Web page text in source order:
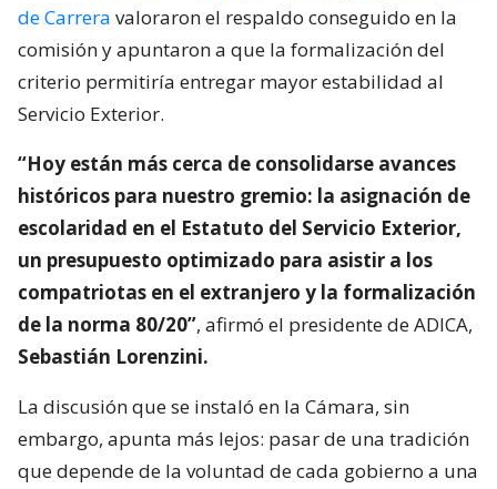
de Carrera valoraron el respaldo conseguido en la
comisión y apuntaron a que la formalización del
criterio permitiría entregar mayor estabilidad al
Servicio Exterior.
“Hoy están más cerca de consolidarse avances
históricos para nuestro gremio: la asignación de
escolaridad en el Estatuto del Servicio Exterior,
un presupuesto optimizado para asistir a los
compatriotas en el extranjero y la formalización
de la norma 80/20”, afirmó el presidente de ADICA,
Sebastián Lorenzini.
La discusión que se instaló en la Cámara, sin
embargo, apunta más lejos: pasar de una tradición
que depende de la voluntad de cada gobierno a una